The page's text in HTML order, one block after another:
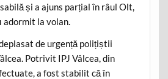
și a ajuns parțial în râul Olt,
adormit la volan.
de urgență polițiștii
Potrivit IPJ Vâlcea, din
a fost stabilit că în